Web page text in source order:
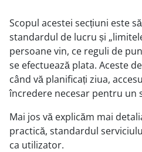
Scopul acestei secțiuni este
standardul de lucru și
persoane vin, ce reguli de
se efectuează plata. Aceste
când vă planificați ziua,
încredere necesar pentru un
Mai jos vă explicăm mai
practică, standardul
ca utilizator.